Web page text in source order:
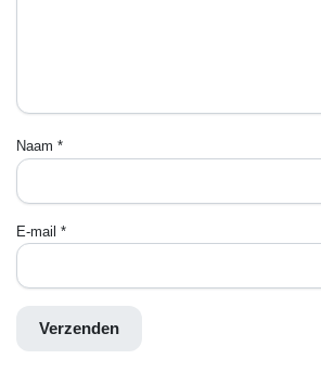
Naam *
E-mail *